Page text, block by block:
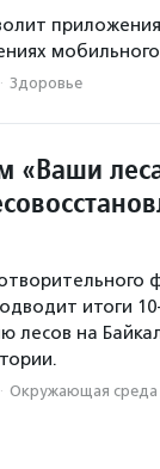
· Здоровье
леса
итоги
лесов на
· Окружающая среда